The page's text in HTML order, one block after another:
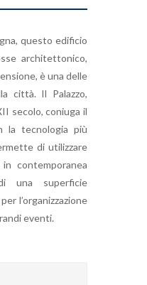
questo edificio
architettonico,
è una delle
città. Il Palazzo,
secolo, coniuga il
la tecnologia più
di utilizzare
contemporanea
una superficie
l’organizzazione
eventi.